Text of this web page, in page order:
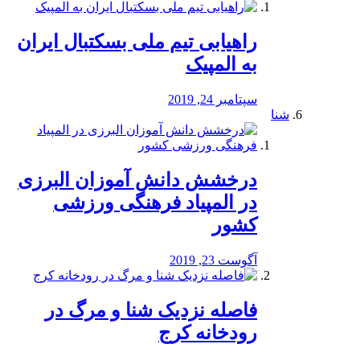
راهیابی تیم ملی بسکتبال ایران
به المپیک
سپتامبر 24, 2019
شنا
درخشش دانش آموزان البرزی
در المپیاد فرهنگی ورزشی
کشور
آگوست 23, 2019
️فاصله نزدیک شنا و مرگ در
رودخانه کرج